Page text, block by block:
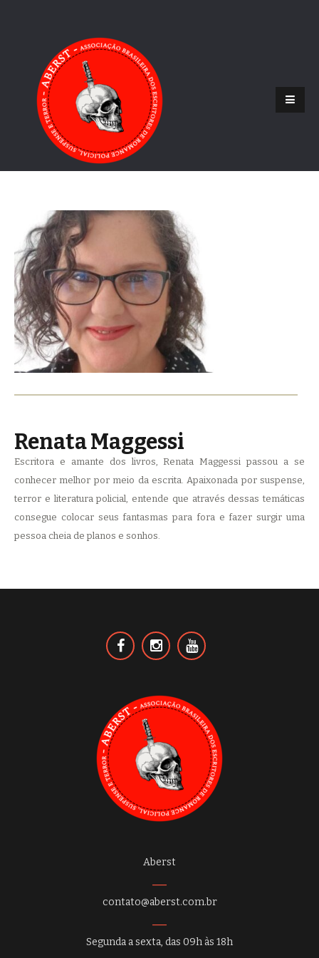
Renata Maggessi
Escritora e amante dos livros, Renata Maggessi passou a se
conhecer melhor por meio da escrita. Apaixonada por suspense,
terror e literatura policial, entende que através dessas temáticas
consegue colocar seus fantasmas para fora e fazer surgir uma
pessoa cheia de planos e sonhos.
Aberst
contato@aberst.com.br
Segunda a sexta, das 09h às 18h